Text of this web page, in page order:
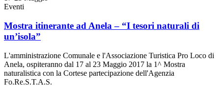
Eventi
Mostra itinerante ad Anela – “I tesori naturali di
un’isola”
L'amministrazione Comunale e l'Associazione Turistica Pro Loco di
Anela, ospiteranno dal 17 al 23 Maggio 2017 la 1^ Mostra
naturalistica con la Cortese partecipazione dell'Agenzia
Fo.Re.S.T.A.S.